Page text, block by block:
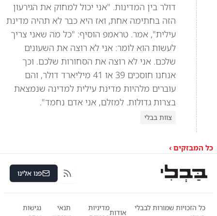
דולר בין המדינות. "אני יכול למחוק את הגירעון
הזה בחתימה אחת, ואז היא כבר לא תהיה מדינת
עילית", אמר. טראמפ הוסיף: "כל מה שאני צריך
לעשות הוא לומר: אני לא רוצה את השעונים
שלכם. אני לא רוצה את הסחורות שלכם. וכך
אנחנו חוסכים 39 או 41 מיליארד דולר, והם
עוברים מלהיות מדינת עילית למדינה שנמצאת
בצרות גדולות. למזלם, אני אדם נחמד".
צוות בבלי
כל המבזקים ›
RSS פנו אלינו
כל הזכויות שמורות לבבלי
אודות
מדיניות
תנאי
נגישות